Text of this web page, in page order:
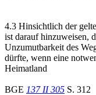
4.3 Hinsichtlich der
ist darauf hinzuweisen,
Unzumutbarkeit des
dürfte, wenn eine
Heimatland
BGE 137 II 305 S. 312